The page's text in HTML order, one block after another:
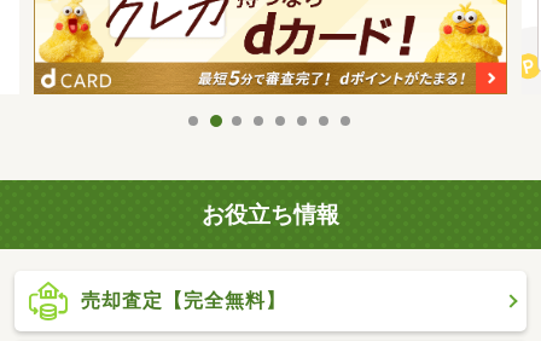
お役立ち情報
売却査定【完全無料】